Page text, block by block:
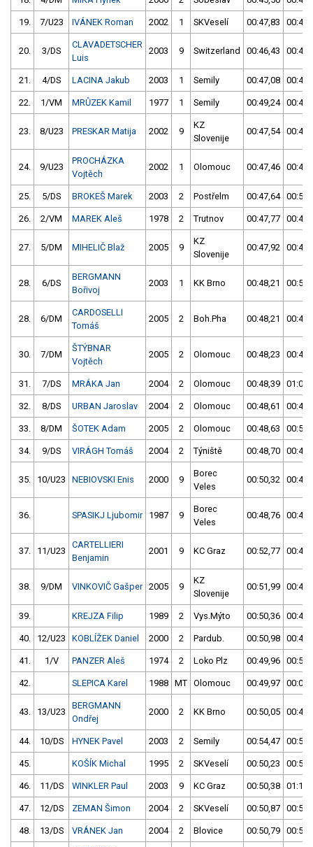
19. 7/U23 IVÁNEK Roman 2002 1 SKVeselí 00:47,83
20. 3/DS
CLAVADETSCHER
Luis
2003 9 Switzerland 00:46,43
21. 4/DS LACINA Jakub 2003 1 Semily 00:47,08
22. 1/VM MRŮZEK Kamil 1977 1 Semily 00:49,24
23. 8/U23 PRESKAR Matija 2002 9
KZ
Slovenije
00:47,54
24. 9/U23
PROCHÁZKA
Vojtěch
2002 1 Olomouc 00:47,46
25. 5/DS BROKEŠ Marek 2003 2 Postřelm 00:47,64
26. 2/VM MAREK Aleš 1978 2 Trutnov 00:47,77
27. 5/DM MIHELIČ Blaž 2005 9
KZ
Slovenije
00:47,92
28. 6/DS
BERGMANN
Bořivoj
2003 1 KK Brno 00:48,21
28. 6/DM
CARDOSELLI
Tomáš
2005 2 Boh.Pha 00:48,21
30. 7/DM
ŠTÝBNAR
Vojtěch
2005 2 Olomouc 00:48,23
31. 7/DS MRÁKA Jan 2004 2 Olomouc 00:48,39
32. 8/DS URBAN Jaroslav 2004 2 Olomouc 00:48,61
33. 8/DM ŠOTEK Adam 2005 2 Olomouc 00:48,63
34. 9/DS VIRÁGH Tomáš 2004 2 Týniště 00:48,70
35. 10/U23 NEBIOVSKI Enis 2000 9
Borec
Veles
00:50,32
36. SPASIKJ Ljubomir 1987 9
Borec
Veles
00:48,76
37. 11/U23
CARTELLIERI
Benjamin
2001 9 KC Graz 00:52,77
38. 9/DM VINKOVIČ Gašper 2005 9
KZ
Slovenije
00:51,99
39. KREJZA Filip 1989 2 Vys.Mýto 00:50,36
40. 12/U23 KOBLÍŽEK Daniel 2000 2 Pardub. 00:50,98
41. 1/V PANZER Aleš 1974 2 Loko Plz 00:49,96
42. SLEPICA Karel 1988 MT Olomouc 00:49,97
43. 13/U23
BERGMANN
Ondřej
2000 2 KK Brno 00:50,05
44. 10/DS HYNEK Pavel 2003 2 Semily 00:54,47
45. KOŠÍK Michal 1995 2 SKVeselí 00:50,23
46. 11/DS WINKLER Paul 2003 9 KC Graz 00:50,38
47. 12/DS ZEMAN Šimon 2004 2 SKVeselí 00:50,87
48. 13/DS VRÁNEK Jan 2004 2 Blovice 00:50,79